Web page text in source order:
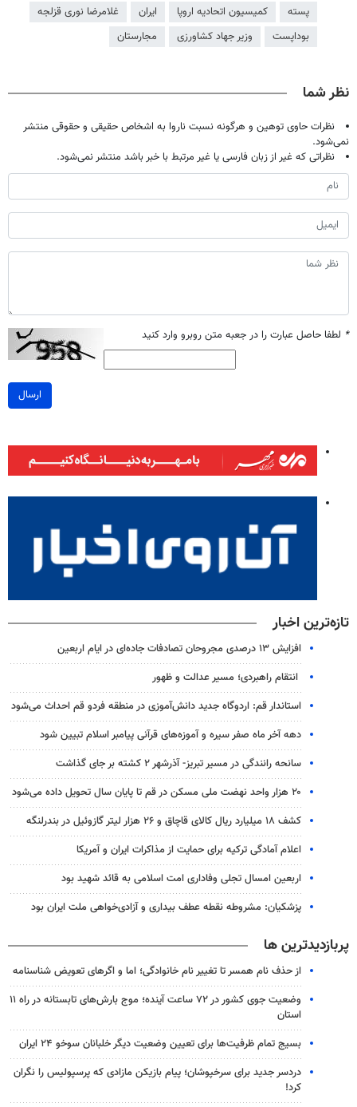
پسته کمیسیون اتحادیه اروپا ایران
غلامرضا نوری قزلجه
بوداپست
وزیر جهاد کشاورزی مجارستان
نظر شما
نظرات حاوی توهین و هرگونه نسبت ناروا به اشخاص حقیقی و حقوقی منتشر
نمی‌شود.
نظراتی که غیر از زبان فارسی یا غیر مرتبط با خبر باشد منتشر نمی‌شود.
* لطفا حاصل عبارت را در جعبه متن روبرو وارد کنید
ارسال
تازه‌ترین اخبار
افزایش ۱۳ درصدی مجروحان تصادفات جاده‌ای در ایام اربعین
انتقام راهبردی؛ مسیر عدالت و ظهور
استاندار قم: اردوگاه جدید دانش‌آموزی در منطقه فردو قم احداث می‌شود
دهه آخر ماه صفر سیره و آموزه‌های قرآنی پیامبر اسلام تبیین شود
سانحه رانندگی در مسیر تبریز- آذرشهر ۲ کشته بر جای گذاشت
۲۰ هزار واحد نهضت ملی مسکن در قم تا پایان سال تحویل داده می‌شود
کشف ۱۸ میلیارد ریال کالای قاچاق و ۲۶ هزار لیتر گازوئیل در بندرلنگه
اعلام آمادگی ترکیه برای حمایت از مذاکرات ایران و آمریکا
اربعین امسال تجلی وفاداری امت اسلامی به قائد شهید بود
پزشکیان: مشروطه نقطه عطف بیداری و آزادی‌خواهی ملت ایران بود
پربازدیدترین ها
از حذف نام همسر تا تغییر نام خانوادگی؛ اما و اگرهای تعویض شناسنامه
وضعیت جوی کشور در ۷۲ ساعت آینده؛ موج بارش‌های تابستانه در راه ۱۱
استان
بسیج تمام ظرفیت‌ها برای تعیین وضعیت دیگر خلبانان سوخو ۲۴ ایران
دردسر جدید برای سرخپوشان؛ پیام بازیکن مازادی که پرسپولیس را نگران
کرد!